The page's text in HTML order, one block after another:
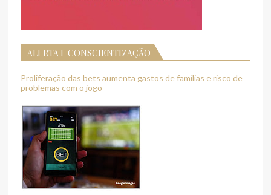
ALERTA E CONSCIENTIZAÇÃO
Proliferação das bets aumenta gastos de famílias e risco de
problemas com o jogo